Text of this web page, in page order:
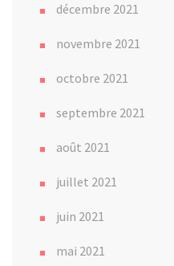
décembre 2021
novembre 2021
octobre 2021
septembre 2021
août 2021
juillet 2021
juin 2021
mai 2021